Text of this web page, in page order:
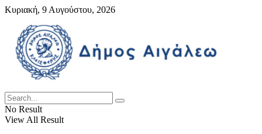
Κυριακή, 9 Αυγούστου, 2026
No Result
View All Result